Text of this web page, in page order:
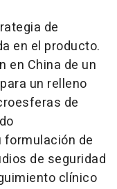
de
en el producto.
en China de un
un relleno
de
de
de seguridad
clínico